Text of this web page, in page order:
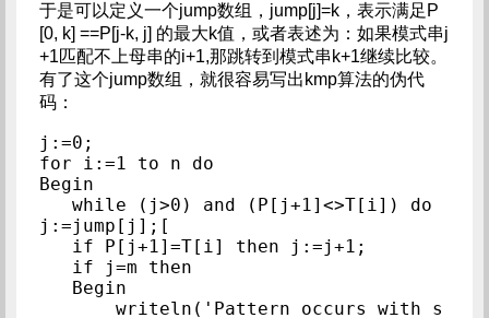
于是可以定义一个jump数组，jump[j]=k，表示满足P
[0, k] ==P[j-k, j] 的最大k值，或者表述为：如果模式串j
+1匹配不上母串的i+1,那跳转到模式串k+1继续比较。
有了这个jump数组，就很容易写出kmp算法的伪代
码：
j:=0;
for i:=1 to n do
Begin
j:=jump[j];[